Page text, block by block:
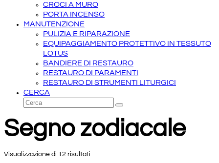
CROCI A MURO
PORTA INCENSO
MANUTENZIONE
PULIZIA E RIPARAZIONE
EQUIPAGGIAMENTO PROTETTIVO IN TESSUTO
LOTUS
BANDIERE DI RESTAURO
RESTAURO DI PARAMENTI
RESTAURO DI STRUMENTI LITURGICI
CERCA
Cerca
Invia
Segno zodiacale
Visualizzazione di 12 risultati